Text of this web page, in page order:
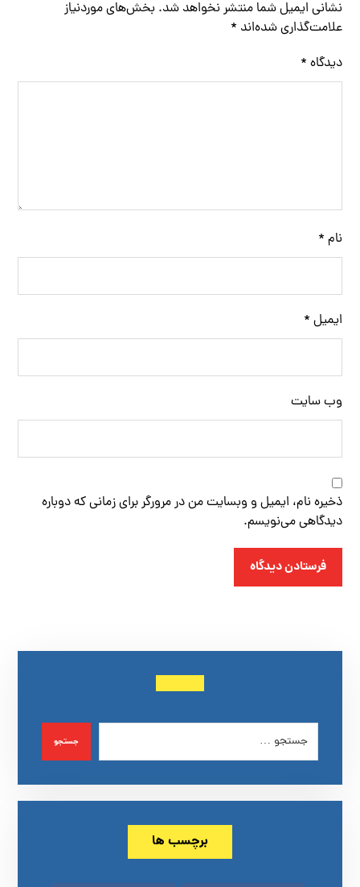
نشانی ایمیل شما منتشر نخواهد شد. بخش‌های موردنیاز
علامت‌گذاری شده‌اند *
دیدگاه *
نام *
ایمیل *
وب‌ سایت
ذخیره نام، ایمیل و وبسایت من در مرورگر برای زمانی که دوباره
دیدگاهی می‌نویسم.
فرستادن دیدگاه
جستجو
برچسب ها